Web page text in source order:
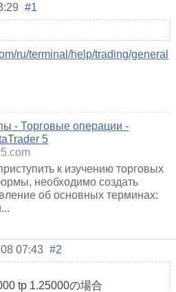
#1
ru/terminal/help/trading/general
- Торговые операции -
5
к изучению торговых
необходимо создать
об основных терминах:
07:43 #2
tp 1.25000の場合